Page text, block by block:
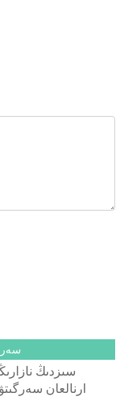
سىزدىڭ
ارنالعان